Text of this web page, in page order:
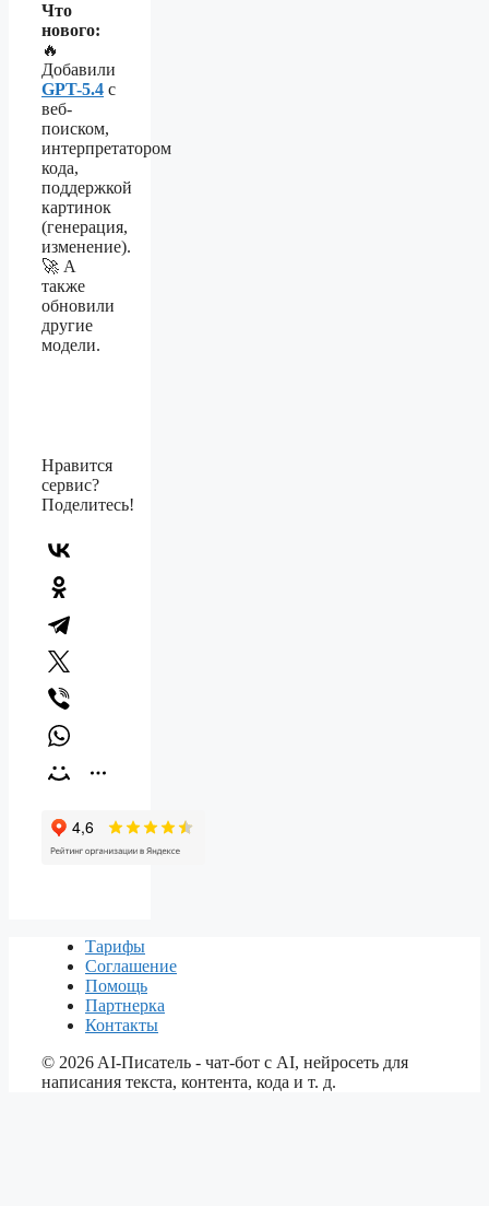
Что
нового:
🔥
Добавили
GPT-5.4 с
веб-
поиском,
интерпретатором
кода,
поддержкой
картинок
(генерация,
изменение).
🚀 А
также
обновили
другие
модели.
Нравится
сервис?
Поделитесь!
Тарифы
Соглашение
Помощь
Партнерка
Контакты
© 2026 AI-Писатель - чат-бот с AI, нейросеть для
написания текста, контента, кода и т. д.